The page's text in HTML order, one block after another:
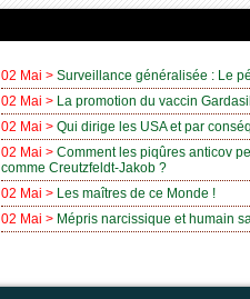
02 Mai > Surveillance généralisée : Le
02 Mai > La promotion du vaccin
02 Mai > Qui dirige les USA et par
02 Mai > Comment les piqûres anticov
comme Creutzfeldt-Jakob ?
02 Mai > Les maîtres de ce Monde !
02 Mai > Mépris narcissique et humain